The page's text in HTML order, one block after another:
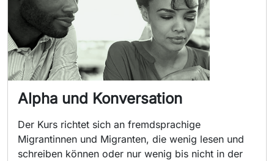
Alpha und Konversation
Der Kurs richtet sich an fremdsprachige
Migrantinnen und Migranten, die wenig lesen und
schreiben können oder nur wenig bis nicht in der